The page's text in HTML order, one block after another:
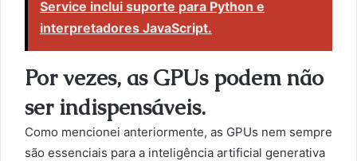
Service inclui suporte para Python e
interpretadores JavaScript.
Por vezes, as GPUs podem não
ser indispensáveis.
Como mencionei anteriormente, as GPUs nem sempre
são essenciais para a inteligência artificial generativa